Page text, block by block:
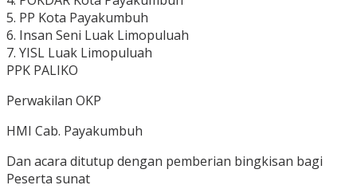
5. PP Kota Payakumbuh
6. Insan Seni Luak Limopuluah
7. YISL Luak Limopuluah
PPK PALIKO
Perwakilan OKP
HMI Cab. Payakumbuh
Dan acara ditutup dengan pemberian bingkisan bagi
Peserta sunat